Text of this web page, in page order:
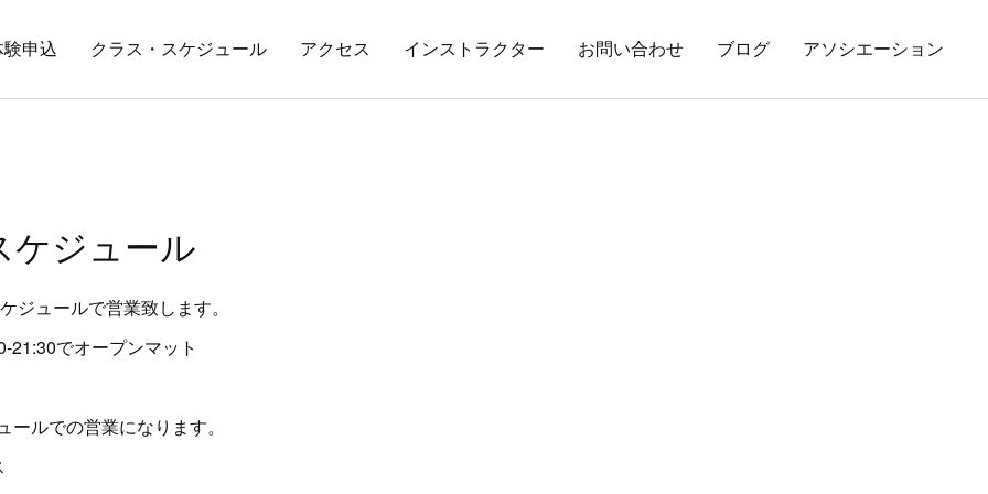
申込 クラス・スケジュール アクセス インストラクター お問い合わせ ブログ アソシエーション
ケジュール
ジュールで営業致します。
でオープンマット
ルでの営業になります。